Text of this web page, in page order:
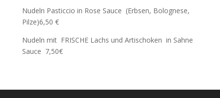
Nudeln Pasticcio in Rose Sauce (Erbsen, Bolognese,
Pilze)6,50 €
Nudeln mit FRISCHE Lachs und Artischoken in Sahne
Sauce 7,50€